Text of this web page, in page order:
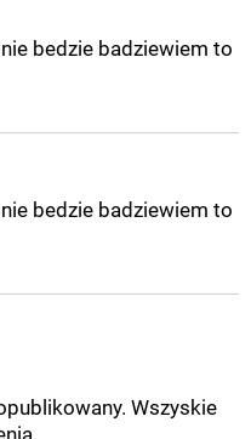
bedzie badziewiem to
bedzie badziewiem to
Wszyskie